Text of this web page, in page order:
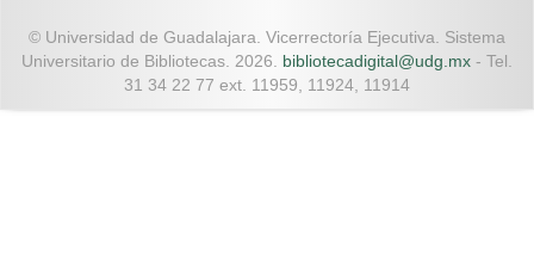
© Universidad de Guadalajara. Vicerrectoría Ejecutiva. Sistema
Universitario de Bibliotecas. 2026. bibliotecadigital@udg.mx - Tel.
31 34 22 77 ext. 11959, 11924, 11914